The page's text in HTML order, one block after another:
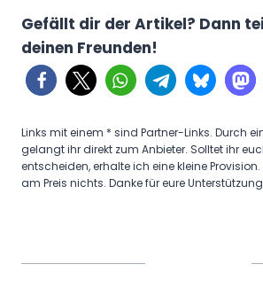
Gefällt dir der Artikel? Dann
deinen Freunden!
Links mit einem * sind Partner-Links. Durch
gelangt ihr direkt zum Anbieter. Solltet ihr
entscheiden, erhalte ich eine kleine
am Preis nichts. Danke für eure